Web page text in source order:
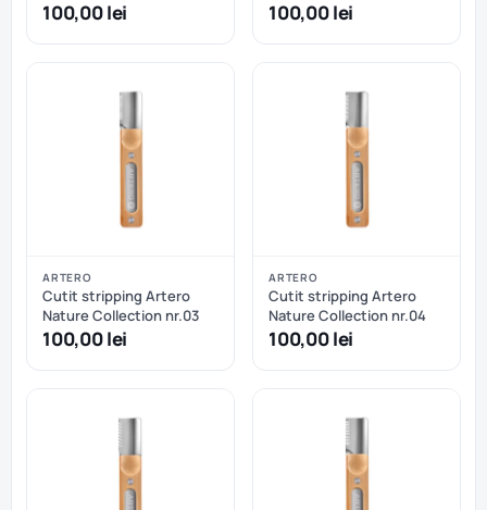
100,00 lei 100,00 lei
ARTERO
Cutit stripping Artero
Nature Collection nr.03
100,00 lei
ARTERO
Cutit stripping Artero
Nature Collection nr.04
100,00 lei